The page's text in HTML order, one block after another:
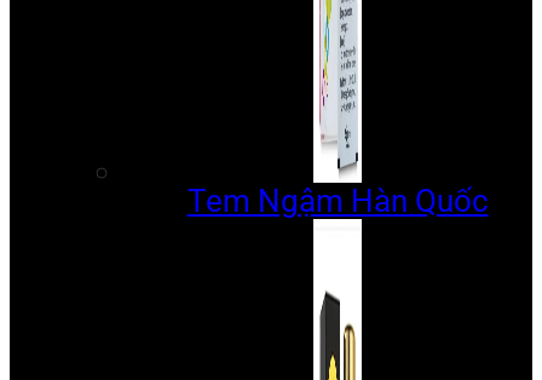
Tem Ngậm Hàn Quốc